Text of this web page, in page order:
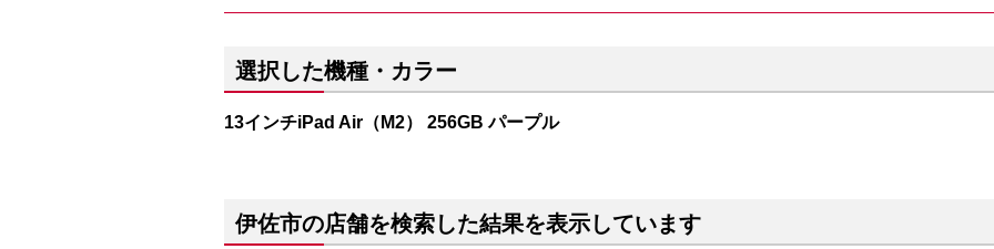
選択した機種・カラー
13インチiPad Air（M2） 256GB パープル
伊佐市の店舗を検索した結果を表示しています